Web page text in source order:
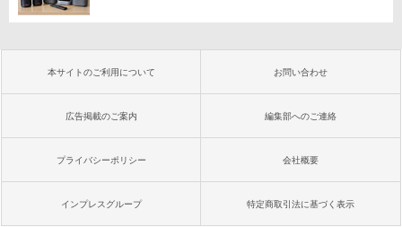
本サイトのご利用について お問い合わせ
広告掲載のご案内 編集部へのご連絡
プライバシーポリシー 会社概要
インプレスグループ 特定商取引法に基づく表示